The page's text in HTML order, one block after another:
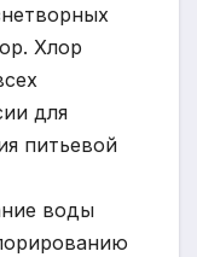
Хлор
для
питьевой
воды